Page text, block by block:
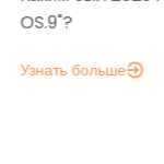
метрик,